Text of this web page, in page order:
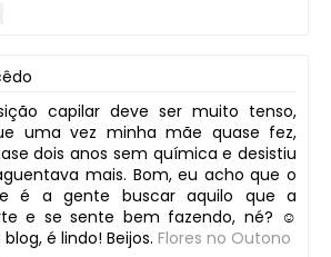
capilar deve ser muito tenso,
uma vez minha mãe quase fez,
dois anos sem química e desistiu
mais. Bom, eu acho que o
é a gente buscar aquilo que a
e se sente bem fazendo, né? ☺
é lindo! Beijos. Flores no Outono